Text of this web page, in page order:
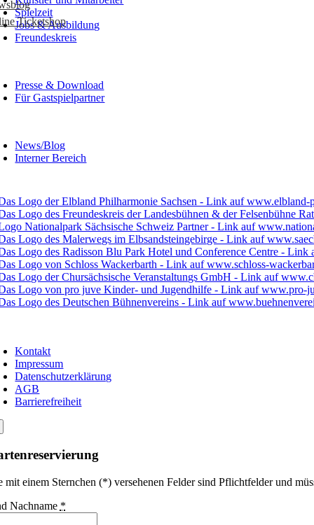
Ticketshop
Spielzeit
Jobs & Ausbildung
Freundeskreis
Presse & Download
Für Gastspielpartner
News/Blog
Interner Bereich
Kontakt
Impressum
Datenschutzerklärung
AGB
Barrierefreiheit
mit einem Sternchen (*) versehenen Felder sind Pflichtfelder und
Nachname *